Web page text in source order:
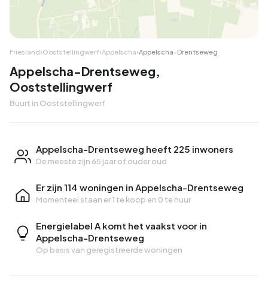
Friesland›Ooststellingwerf›Appelscha›Appelscha-Drentseweg
Appelscha-Drentseweg,
Ooststellingwerf
Buurt in Ooststellingwerf
Appelscha-Drentseweg heeft 225 inwoners
De meeste zijn 65 jaar of ouder oud
Er zijn 114 woningen in Appelscha-Drentseweg
Momenteel staan er1 te koop en 0 te huur
Energielabel A komt het vaakst voor in
Appelscha-Drentseweg
Op basis van geregistreerde woningen